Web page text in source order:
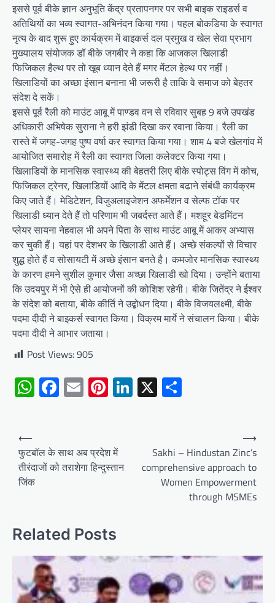
इससे पूर्व बीके ज्ञान अनुभूति केंद्र प्रतापनगर पर सभी बाइक राइडर्स व
अतिथियों का भव्य स्वागत-अभिनंदन किया गया। पहल बोकडिया के स्वागत
नृत्य के बाद शुरू हुए कार्यक्रम में बाइकर्स दल प्रमुख व खेल सेवा प्रभाग
मुख्यालय संयोजक डॉ बीके जगबीर ने कहा कि आजकल खिलाडी
फिजिकल हैल्थ पर तो खूब ध्यान देते हैं मगर मेंटल हेल्थ पर नहीं।
खिलाडियों का अच्छा इंसान बनाना भी जरूरी है ताकि वे समाज को बेहतर
संदेश दे सकें।
इससे पूर्व रैली को माउंट आबू में पाण्डव वन से रविवार सुबह 9 बजे उपखंड
अधिकारी अभिषेक सुराना ने हरी झंडी दिखा कर रवाना किया। रैली का
रास्ते में जगह-जगह पुष्प वर्षा कर स्वागत किया गया। शाम 4 बजे खेलगांव में
आयोजित समारोह में रैली का स्वागत जिला कलेक्टर किया गया।
खिलाडियों के मानसिक स्वास्थ्य की बेहतरी लिए बीके स्पोट्स विंग में कोच,
फिजिकल ट्रेनर, खिलाडियों आदि के मेंटल क्षमता बढाने संबंधी कार्यक्रम
किए जाते हैं। मेडिटेशन, विजुअलाइजेशन अफर्मेशन व सेल्फ टॉक पर
खिलाडी ध्यान देते हैं तो परिणाम भी जबर्दस्त आते हैं। मशहूर बेडमिंटन
प्लेयर सायना नेहवाल भी अपने पिता के साथ माउंट आबू में आकर अभ्यास
कर चुकी हैं। यहां पर देशभर के खिलाडी आते हैं। अच्छे संकल्पों से विचार
शुद्ध होते हैं व सोसायटी में अच्छे इंसान बनते है। कमजोर मानसिक स्वास्थ्य
के कारण हमने सुशील कुमार जैसा अच्छा खिलाडी खो दिया। उन्होंने बताया
कि उदयपुर में भी ऐसे ही आयोजनों की कोशिश रहेगी। बीके जितेंद्र ने ईश्वर
के संदेश को बताया, बीके कीर्ति ने उद्बोधन दिया। बीके विजयलक्ष्मी, बीके
पदमा दीदी ने बाइकर्स स्वागत किया। विक्रम मार्ये ने संचालन किया। बीके
पदमा दीदी ने आभार जताया।
Post Views:905
WhatsApp
Facebook
EmailPinterest
LinkedIn
X
Post
navigation
⟵
फुटबॉल के साथ अब प्रदेश में
तीरंदाजों को तराशेगा हिन्दुस्तान
जिंक
Sakhi – Hindustan Zinc’s
comprehensive approach to
Women Empowerment
through MSMEs
⟶
Related Posts